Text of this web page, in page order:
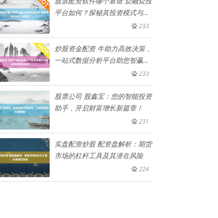
平台如何？探秘其投资模式与效
233
炒股资金配资 牛助力高效决策，
一站式数据分析平台助您智赢未
233
股票公司 股鑫宝：您的智能投资
助手，开启财富增长新篇章！
231
实盘配资炒股 配资盘解析：期货
市场的杠杆工具及其潜在风险
224